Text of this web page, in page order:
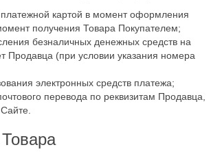
картой в момент оформления
получения Товара Покупателем;
безналичных денежных средств на
Продавца (при условии указания номера
электронных средств платежа;
перевода по реквизитам Продавца,